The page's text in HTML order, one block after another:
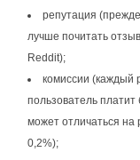
репутация
лучше почитать
Reddit);
комиссии (каждый
пользователь
может отличаться на
0,2%);